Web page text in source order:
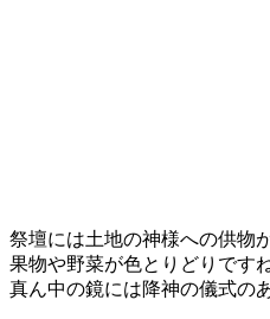
祭壇には土地の神様への供物
果物や野菜が色とりどりです
真ん中の鏡には降神の儀式の